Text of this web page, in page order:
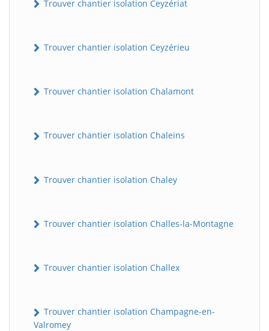
Trouver chantier isolation Ceyzériat
Trouver chantier isolation Ceyzérieu
Trouver chantier isolation Chalamont
Trouver chantier isolation Chaleins
Trouver chantier isolation Chaley
Trouver chantier isolation Challes-la-Montagne
Trouver chantier isolation Challex
Trouver chantier isolation Champagne-en-
Valromey